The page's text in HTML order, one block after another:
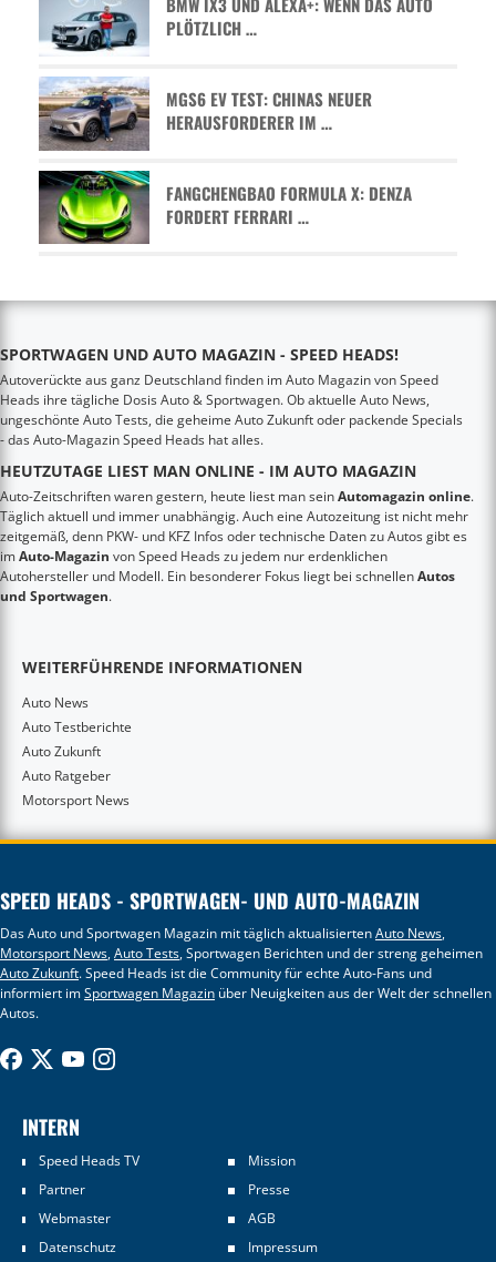
PLÖTZLICH …
MGS6 EV TEST: CHINAS NEUER
HERAUSFORDERER IM …
FANGCHENGBAO FORMULA X: DENZA
FORDERT FERRARI …
SPORTWAGEN UND AUTO MAGAZIN - SPEED HEADS!
Autoverückte aus ganz Deutschland finden im Auto Magazin von Speed
Heads ihre tägliche Dosis Auto & Sportwagen. Ob aktuelle Auto News,
ungeschönte Auto Tests, die geheime Auto Zukunft oder packende Specials
- das Auto-Magazin Speed Heads hat alles.
HEUTZUTAGE LIEST MAN ONLINE - IM AUTO MAGAZIN
Auto-Zeitschriften waren gestern, heute liest man seinAutomagazin online.
Täglich aktuell und immer unabhängig. Auch eine Autozeitung ist nicht mehr
zeitgemäß, denn PKW- und KFZ Infos oder technische Daten zu Autos gibt es
imAuto-Magazin von Speed Heads zu jedem nur erdenklichen
Autohersteller und Modell. Ein besonderer Fokus liegt bei schnellenAutos
und Sportwagen.
WEITERFÜHRENDE INFORMATIONEN
Auto News
Auto Testberichte
Auto Zukunft
Auto Ratgeber
Motorsport News
SPEED HEADS - SPORTWAGEN- UND AUTO-MAGAZIN
Das Auto und Sportwagen Magazin mit täglich aktualisiertenAuto News,
Motorsport News,Auto Tests, Sportwagen Berichten und der streng geheimen
Auto Zukunft. Speed Heads ist die Community für echte Auto-Fans und
informiert imSportwagen Magazin über Neuigkeiten aus der Welt der schnellen
Autos.
INTERN
Speed Heads TV
Mission
Partner
Presse
Webmaster
AGB
Datenschutz
Impressum